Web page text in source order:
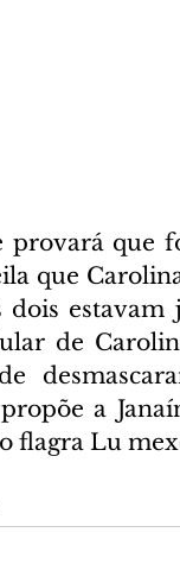
que
que
estavam
de
a
flagra Lu